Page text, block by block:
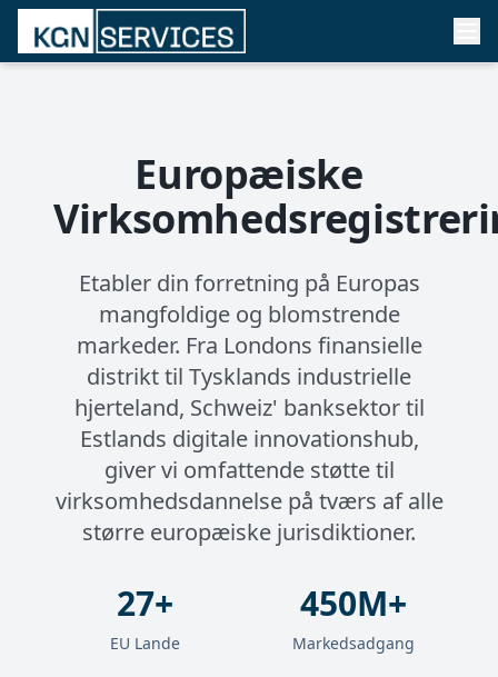
Europæiske
Etabler din forretning på Europas
mangfoldige og blomstrende
markeder. Fra Londons finansielle
distrikt til Tysklands industrielle
hjerteland, Schweiz' banksektor til
Estlands digitale innovationshub,
giver vi omfattende støtte til
virksomhedsdannelse på tværs af alle
større europæiske jurisdiktioner.
27+
EU Lande
450M+
Markedsadgang